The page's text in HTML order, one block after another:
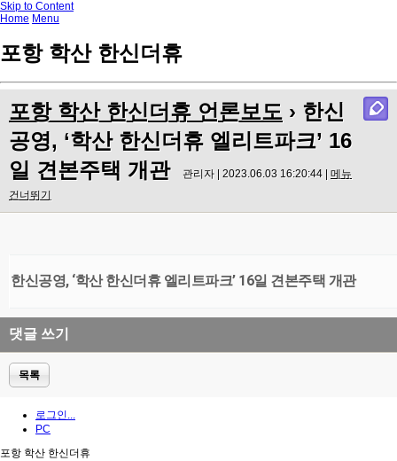
Skip to Content
Home Menu
포항 학산 한신더휴
포항 학산 한신더휴 언론보도 › 한신
공영, ‘학산 한신더휴 엘리트파크’ 16
일 견본주택 개관
관리자 | 2023.06.03 16:20:44 | 메뉴
건너뛰기
한신공영, ‘학산 한신더휴 엘리트파크’ 16일 견본주택 개관
댓글 쓰기
목록
로그인...
PC
포항 학산 한신더휴